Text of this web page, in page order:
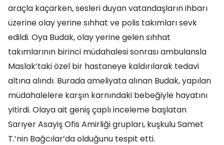
araçla kaçarken, sesleri duyan vatandaşların ihbarı
üzerine olay yerine sıhhat ve polis takımları sevk
edildi. Oya Budak, olay yerine gelen sıhhat
takımlarının birinci müdahalesi sonrası ambulansla
Maslak’taki özel bir hastaneye kaldırılarak tedavi
altına alındı. Burada ameliyata alınan Budak, yapılan
müdahalelere karşın karnındaki bebeğiyle hayatını
yitirdi. Olaya ait geniş çaplı inceleme başlatan
Sarıyer Asayiş Ofis Amirliği grupları, kuşkulu Samet
T.’nin Bağcılar’da olduğunu tespit etti.